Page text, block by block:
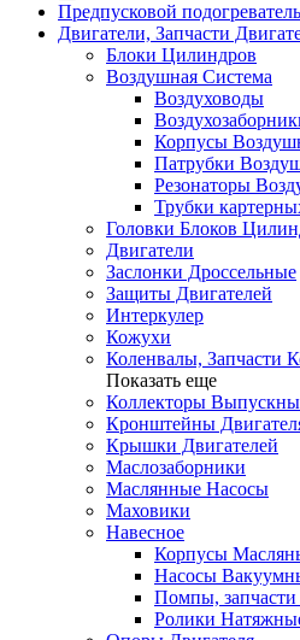
Предпусковой
Двигатели, Запчасти
Блоки Цилиндров
Воздушная Система
Воздуховоды
Корпусы
Патрубки
Резонаторы
Трубки
Головки Блоков
Двигатели
Заслонки Дроссельные
Защиты Двигателей
Интеркулер
Кожухи
Коленвалы, Запчасти
Показать еще
Коллекторы
Кронштейны
Крышки Двигателей
Маслозаборники
Маслянные Насосы
Маховики
Навесное
Корпусы
Насосы
Помпы,
Ролики